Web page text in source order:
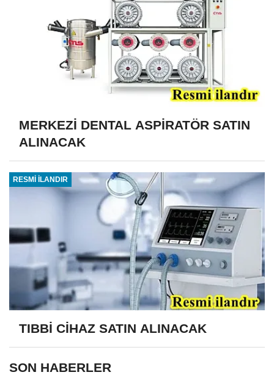
MERKEZİ DENTAL ASPİRATÖR SATIN
ALINACAK
RESMİ İLANDIR
TIBBİ CİHAZ SATIN ALINACAK
SON HABERLER